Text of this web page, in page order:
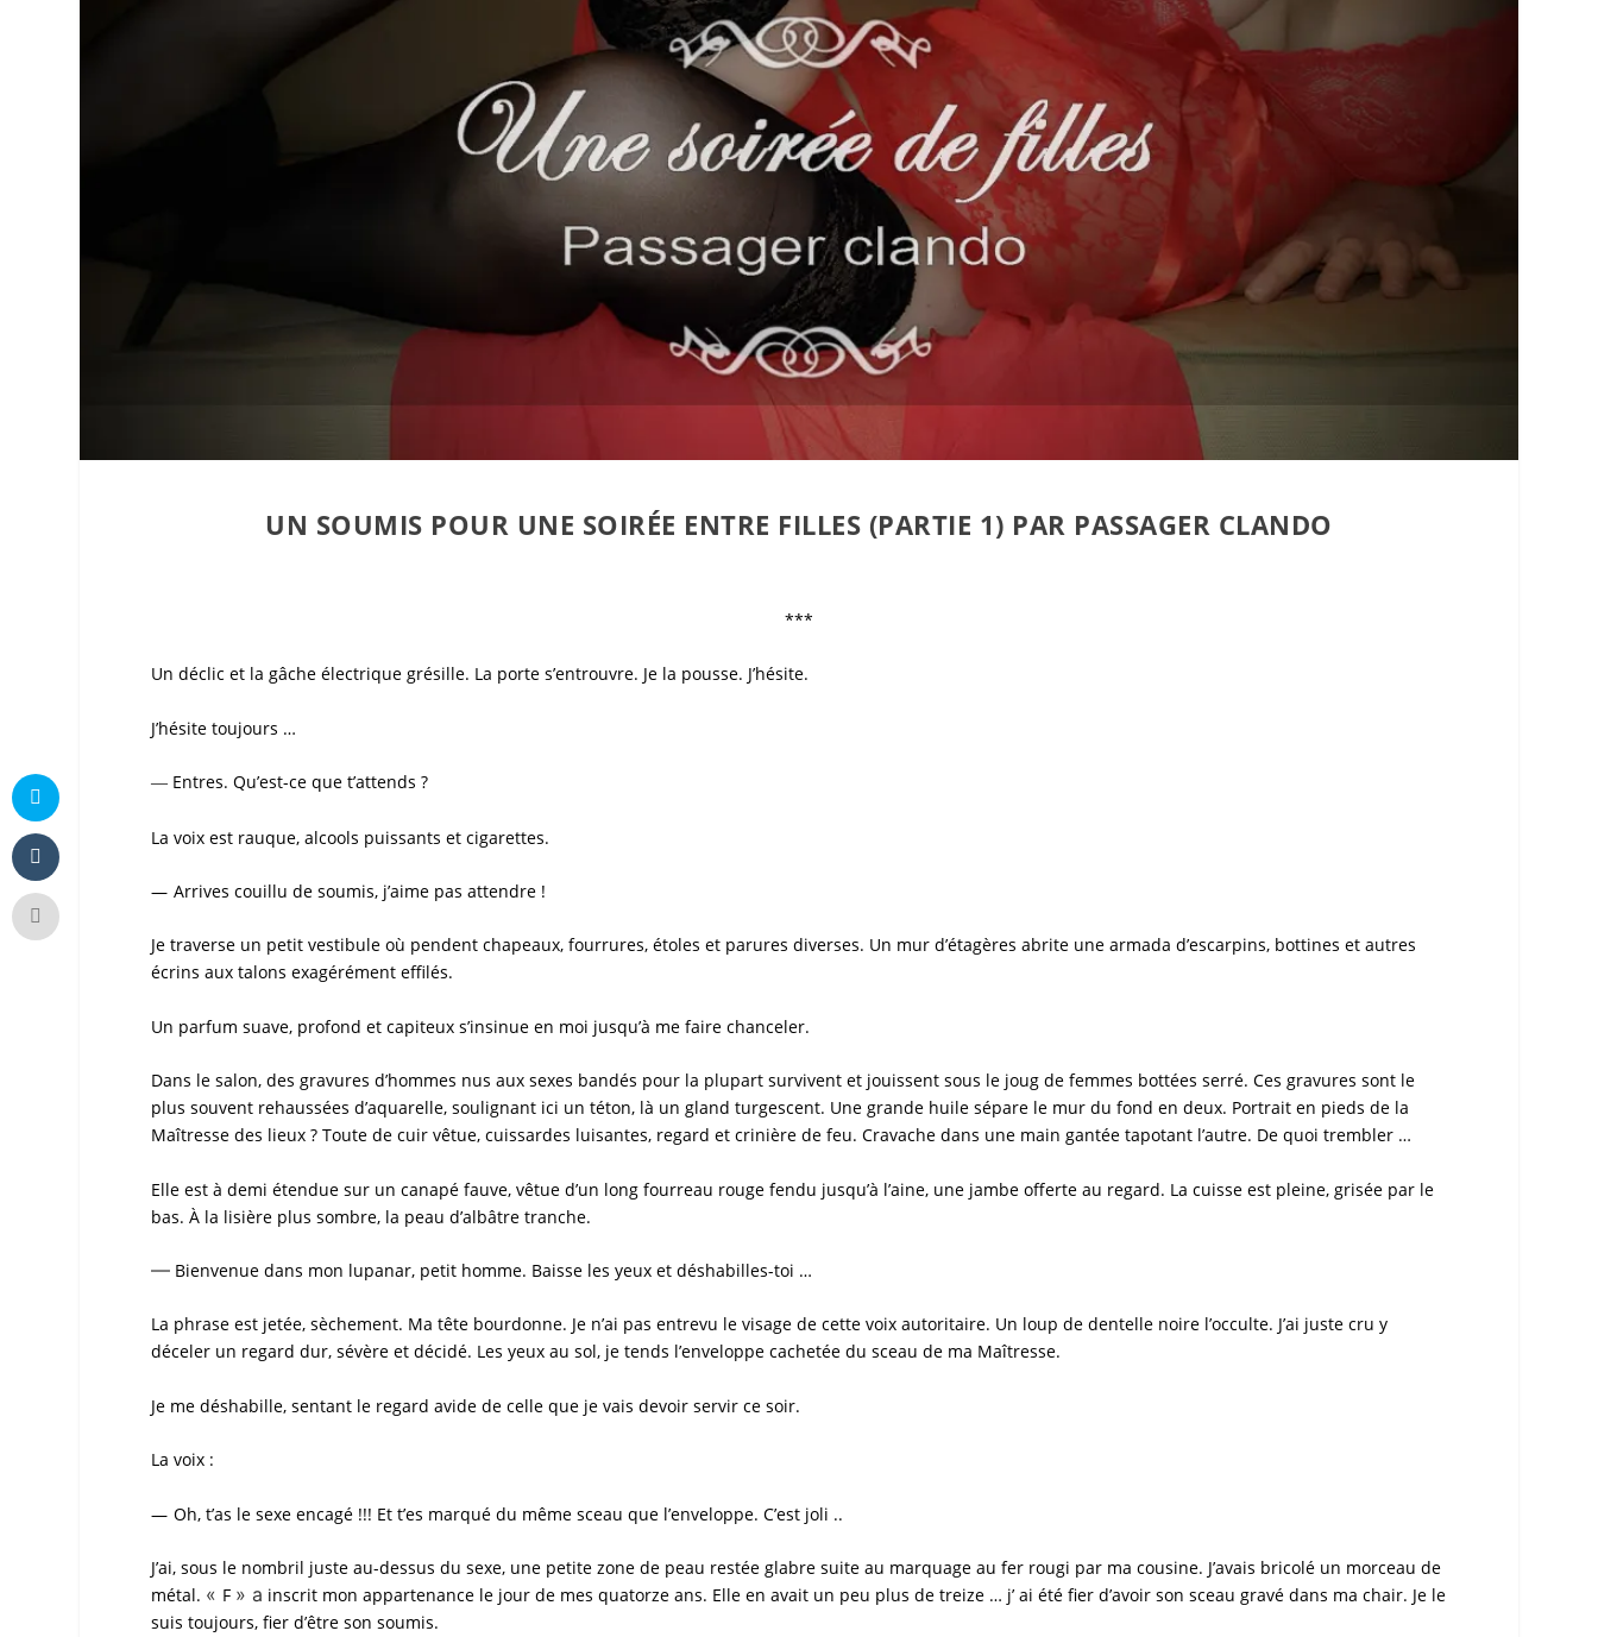
UN SOUMIS POUR UNE SOIRÉE ENTRE FILLES (PARTIE 1) PAR PASSAGER CLANDO
***
Un déclic et la gâche électrique grésille. La porte s’entrouvre. Je la pousse. J’hésite.
J’hésite toujours …
— Entres. Qu’est-ce que t’attends ?
La voix est rauque, alcools puissants et cigarettes.
— Arrives couillu desoumis, j’aime pas attendre !
Je traverse un petit vestibule où pendent chapeaux, fourrures, étoles et parures diverses. Un mur d’étagères abrite une armada d’escarpins, bottines et autres
écrins aux talons exagérément effilés.
Un parfum suave, profond et capiteux s’insinue en moi jusqu’à me faire chanceler.
Dans le salon, des gravures d’hommes nus aux sexes bandés pour la plupart survivent et jouissent sous le joug de femmes bottées serré. Ces gravures sont le
plus souvent rehaussées d’aquarelle, soulignant ici un téton, là un gland turgescent. Une grande huile sépare le mur du fond en deux. Portrait en pieds de la
Maîtresse des lieux ? Toute de cuir vêtue, cuissardes luisantes, regard et crinière de feu. Cravache dans une main gantée tapotant l’autre. De quoi trembler …
Elle est à demi étendue sur un canapé fauve, vêtue d’un long fourreau rouge fendu jusqu’à l’aine, une jambe offerte au regard. La cuisse est pleine, grisée par le
bas. À la lisière plus sombre, la peau d’albâtre tranche.
— Bienvenue dans mon lupanar, petit homme. Baisse les yeux et déshabilles-toi …
La phrase est jetée, sèchement. Ma tête bourdonne. Je n’ai pas entrevu le visage de cette voix autoritaire. Un loup de dentelle noire l’occulte. J’ai juste cru y
déceler un regard dur, sévère et décidé. Les yeux au sol, je tends l’enveloppe cachetée du sceau de ma Maîtresse.
Je me déshabille, sentant le regard avide de celle que je vais devoir servir ce soir.
La voix :
— Oh, t’as le sexe encagé !!! Et t’es marqué du même sceau que l’enveloppe. C’est joli ..
J’ai, sous le nombril juste au-dessus du sexe, une petite zone de peau restée glabre suite au marquage au fer rougi par ma cousine. J’avais bricolé un morceau de
métal. « F » a inscrit mon appartenance le jour de mes quatorze ans. Elle en avait un peu plus de treize … j’ ai été fier d’avoir son sceau gravé dans ma chair. Je le
suis toujours, fier d’être sonsoumis.